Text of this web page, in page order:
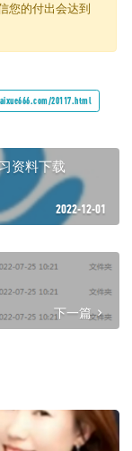
您的付出会达到
20117.html
资料下载
2022-12-01
下一篇